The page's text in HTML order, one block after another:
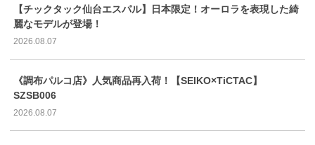
【チックタック仙台エスパル】日本限定！オーロラを表現した綺
麗なモデルが登場！
2026.08.07
《調布パルコ店》人気商品再入荷！【SEIKO×TiCTAC】
SZSB006
2026.08.07